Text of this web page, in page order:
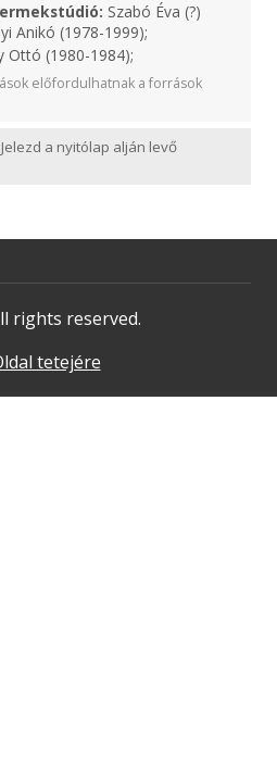
Szabó Éva (?)
Anikó (1978-1999);
Ottó (1980-1984);
előfordulhatnak a források
a nyitólap alján levő
rights reserved.
tetejére